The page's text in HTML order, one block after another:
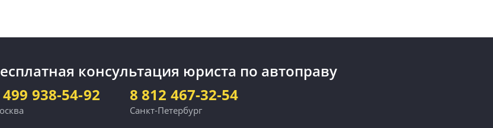
консультация юриста по автоправу
938-54-92
8 812 467-32-54
Санкт-Петербург